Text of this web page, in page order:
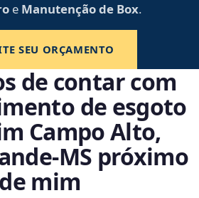
e Manutenção de Box.
SEU ORÇAMENTO
de contar com
de esgoto
Campo Alto,
próximo
de mim